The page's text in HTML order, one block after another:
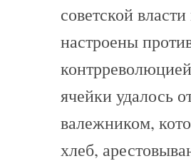
советской
настроены
ячейки удалось
валежником,
хлеб,